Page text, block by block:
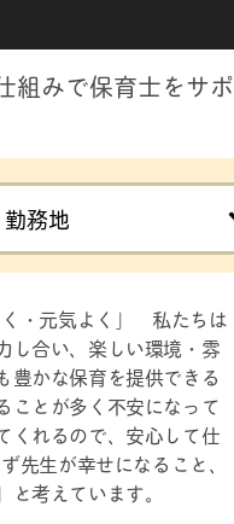
組みで保育士をサポ
勤務地
く・元気よく」 私たちは
し合い、楽しい環境・雰
豊かな保育を提供できる
ことが多く不安になって
くれるので、安心して仕
先生が幸せになること、
考えています。